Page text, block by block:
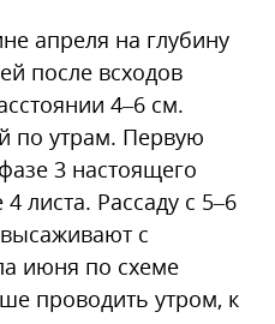
апреля на глубину
после всходов
4–6 см.
по утрам. Первую
3 настоящего
листа. Рассаду с 5–6
с
июня по схеме
проводить утром, к